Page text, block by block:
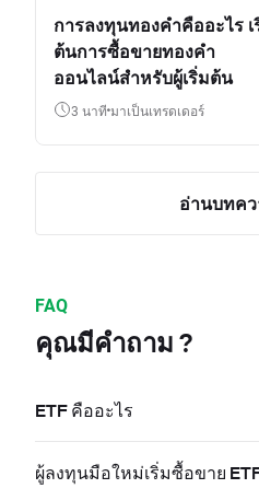
การลงทุนทองคำคืออะไร เ
ต้นการซื้อขายทองคำ
ออนไลน์สำหรับผู้เริ่มต้น
3 นาที มาเป็นเทรดเดอร์
อ่านบทค
FAQ
คุณมีคำถาม ?
ETF คืออะไร
ผู้ลงทุนมือใหม่เริ่มซื้อขาย